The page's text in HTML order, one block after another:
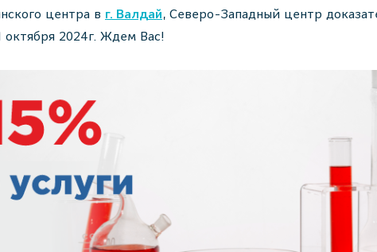
центра в г. Валдай, Северо-Западный центр
2024г. Ждем Вас!